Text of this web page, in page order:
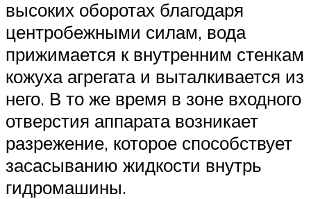
высоких оборотах благодаря
центробежными силам, вода
прижимается к внутренним стенкам
кожуха агрегата и выталкивается из
него. В то же время в зоне входного
отверстия аппарата возникает
разрежение, которое способствует
засасыванию жидкости внутрь
гидромашины.